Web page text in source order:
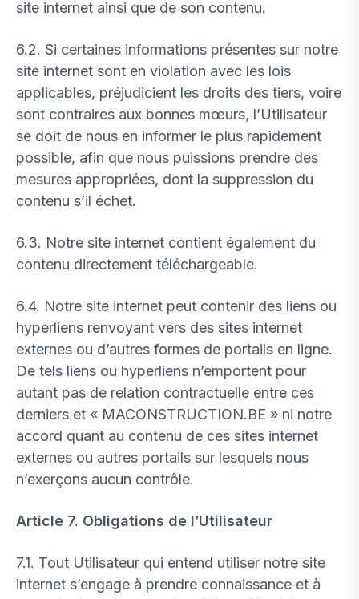
site internet ainsi que de son contenu.
6.2. Si certaines informations présentes sur notre
site internet sont en violation avec les lois
applicables, préjudicient les droits des tiers, voire
sont contraires aux bonnes mœurs, l’Utilisateur
se doit de nous en informer le plus rapidement
possible, afin que nous puissions prendre des
mesures appropriées, dont la suppression du
contenu s’il échet.
6.3. Notre site internet contient également du
contenu directement téléchargeable.
6.4. Notre site internet peut contenir des liens ou
hyperliens renvoyant vers des sites internet
externes ou d’autres formes de portails en ligne.
De tels liens ou hyperliens n’emportent pour
autant pas de relation contractuelle entre ces
derniers et « MACONSTRUCTION.BE » ni notre
accord quant au contenu de ces sites internet
externes ou autres portails sur lesquels nous
n’exerçons aucun contrôle.
Article 7. Obligations de l’Utilisateur
7.1. Tout Utilisateur qui entend utiliser notre site
internet s’engage à prendre connaissance et à